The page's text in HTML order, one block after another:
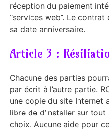
réception du paiement
“services web”. Le
sa date anniversaire.
Article 3 :
Chacune des parties
par écrit à l’autre partie.
une copie du site Internet
libre de d’installer sur
choix. Aucune aide pour